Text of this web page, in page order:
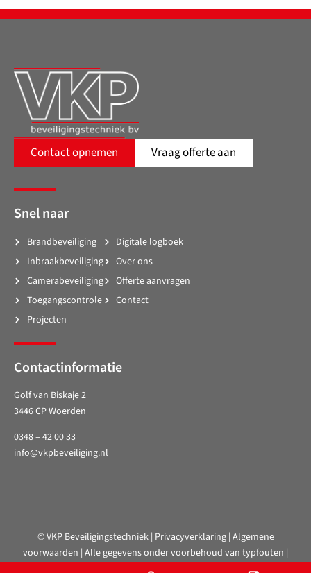
Contact opnemen Vraag offerte aan
Snel naar
Brandbeveiliging
Inbraakbeveiliging
Camerabeveiliging
Toegangscontrole
Projecten
Digitale logboek
Over ons
Offerte aanvragen
Contact
Contactinformatie
Golf van Biskaje 2
3446 CP Woerden
0348 – 42 00 33
info@vkpbeveiliging.nl
© VKP Beveiligingstechniek | Privacyverklaring| Algemene
voorwaarden | Alle gegevens onder voorbehoud van typfouten |
Website door